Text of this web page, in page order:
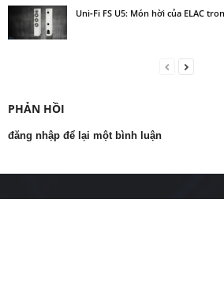
Uni‑Fi FS U5: Món hời của ELAC
PHẢN HỒI
đăng nhập để lại một bình luận